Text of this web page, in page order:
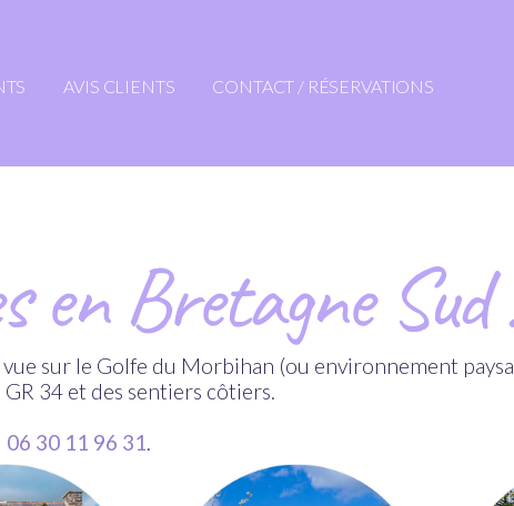
AVIS CLIENTS CONTACT / RÉSERVATIONS
en Bretagne Sud
sur le Golfe du Morbihan (ou environnement
34 et des sentiers côtiers.
06 30 11 96 31.